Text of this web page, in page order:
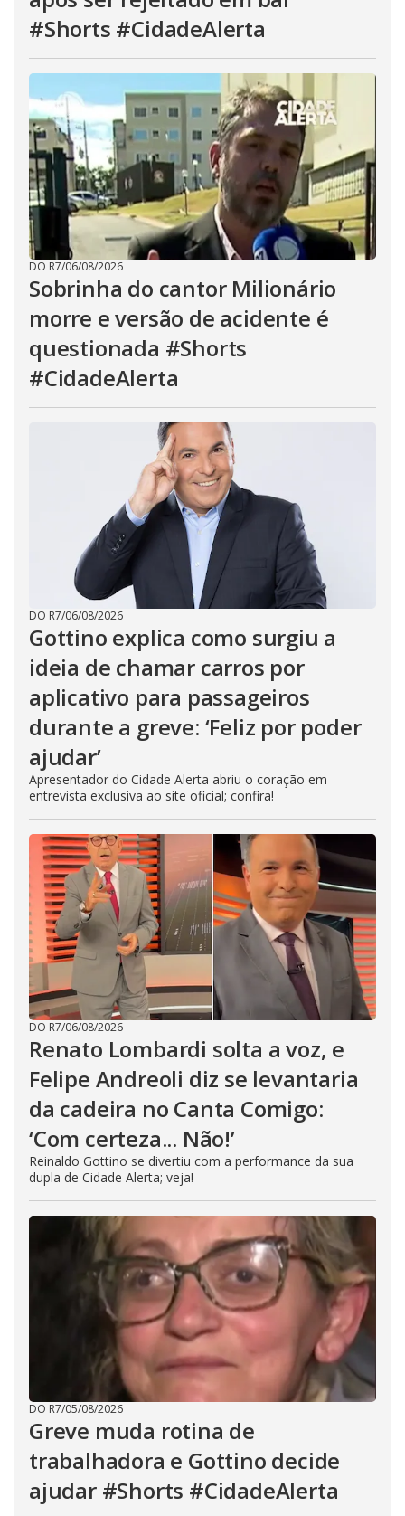
#Shorts #CidadeAlerta
DO R7/06/08/2026
Sobrinha do cantor Milionário
morre e versão de acidente é
questionada #Shorts
#CidadeAlerta
DO R7/06/08/2026
Gottino explica como surgiu a
ideia de chamar carros por
aplicativo para passageiros
durante a greve: ‘Feliz por poder
ajudar’
Apresentador do Cidade Alerta abriu o coração em
entrevista exclusiva ao site oficial; confira!
DO R7/06/08/2026
Renato Lombardi solta a voz, e
Felipe Andreoli diz se levantaria
da cadeira no Canta Comigo:
‘Com certeza... Não!’
Reinaldo Gottino se divertiu com a performance da sua
dupla de Cidade Alerta; veja!
DO R7/05/08/2026
Greve muda rotina de
trabalhadora e Gottino decide
ajudar #Shorts #CidadeAlerta